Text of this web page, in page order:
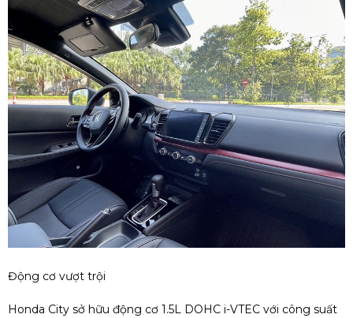
Động cơ vượt trội
Honda City sở hữu động cơ 1.5L DOHC i-VTEC với công suất